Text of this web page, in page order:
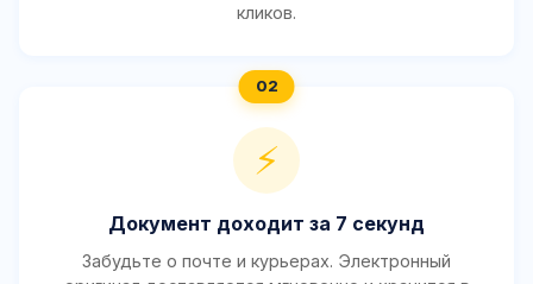
кликов.
⚡
Документ доходит за 7 секунд
Забудьте о почте и курьерах. Электронный